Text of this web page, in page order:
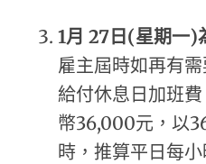
1月 27日(星期一)
雇主屆時如再有
給付休息日加班
幣36,000元，以
時，推算平日每